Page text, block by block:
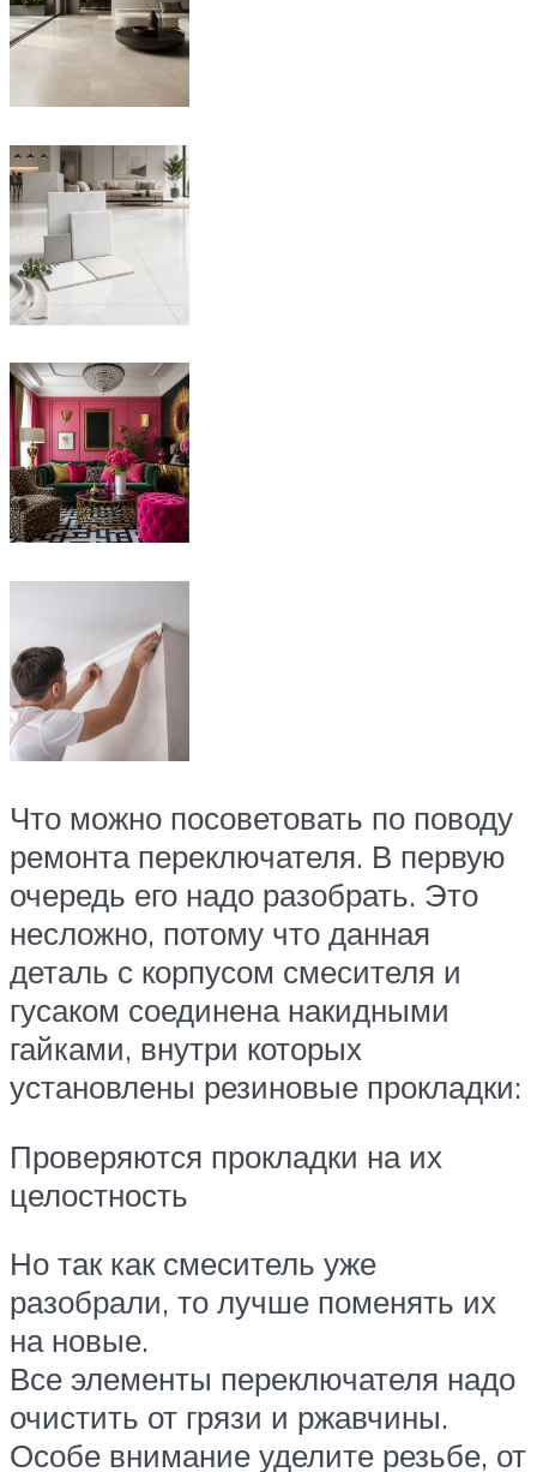
Что можно посоветовать по поводу
ремонта переключателя. В первую
очередь его надо разобрать. Это
несложно, потому что данная
деталь с корпусом смесителя и
гусаком соединена накидными
гайками, внутри которых
установлены резиновые прокладки:
Проверяются прокладки на их
целостность
Но так как смеситель уже
разобрали, то лучше поменять их
на новые.
Все элементы переключателя надо
очистить от грязи и ржавчины.
Особе внимание уделите резьбе, от